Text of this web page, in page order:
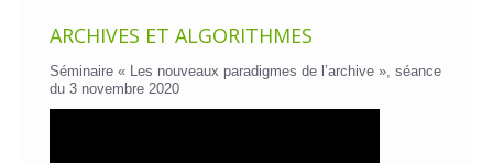
ARCHIVES ET ALGORITHMES
Séminaire « Les nouveaux paradigmes de l’archive », séance
du 3 novembre 2020